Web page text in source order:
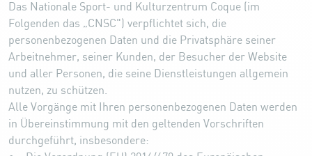
Das Nationale Sport- und Kulturzentrum Coque (im
Folgenden das „CNSC") verpflichtet sich, die
personenbezogenen Daten und die Privatsphäre seiner
Arbeitnehmer, seiner Kunden, der Besucher der Website
und aller Personen, die seine Dienstleistungen allgemein
nutzen, zu schützen.
Alle Vorgänge mit Ihren personenbezogenen Daten werden
in Übereinstimmung mit den geltenden Vorschriften
durchgeführt, insbesondere: